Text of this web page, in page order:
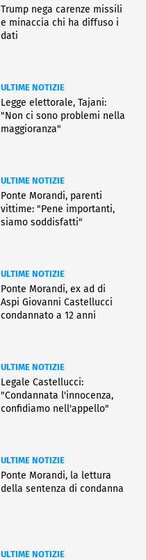
Trump nega carenze missili
e minaccia chi ha diffuso i
dati
ULTIME NOTIZIE
Legge elettorale, Tajani:
"Non ci sono problemi nella
maggioranza"
ULTIME NOTIZIE
Ponte Morandi, parenti
vittime: "Pene importanti,
siamo soddisfatti"
ULTIME NOTIZIE
Ponte Morandi, ex ad di
Aspi Giovanni Castellucci
condannato a 12 anni
ULTIME NOTIZIE
Legale Castellucci:
"Condannata l'innocenza,
confidiamo nell'appello"
ULTIME NOTIZIE
Ponte Morandi, la lettura
della sentenza di condanna
ULTIME NOTIZIE